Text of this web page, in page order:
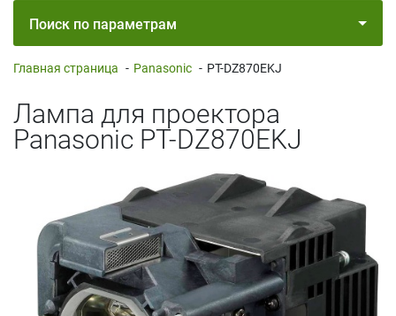
Поиск по параметрам
Главная страница - Panasonic - PT-DZ870EKJ
Лампа для проектора
Panasonic PT-DZ870EKJ